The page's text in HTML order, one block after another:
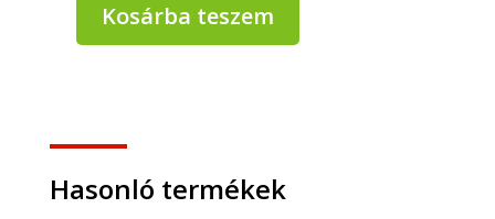
Tésztás
papírdoboz
-
50
db/csomag
Kosárba teszem
Hasonló termékek